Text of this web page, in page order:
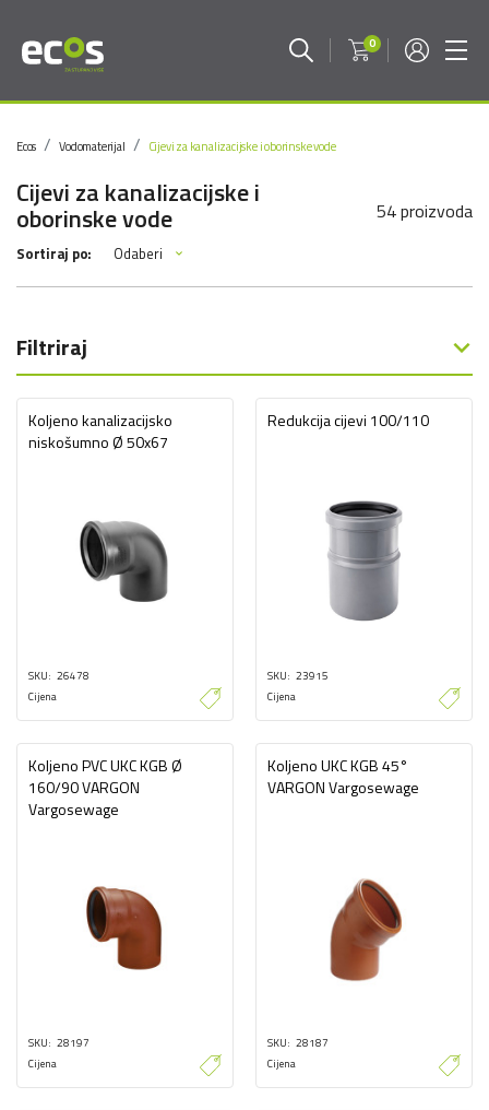
0
Ecos Vodomaterijal Cijevi za kanalizacijske i oborinske vode
Cijevi za kanalizacijske i
oborinske vode 54 proizvoda
Sortiraj po: Odaberi
Filtriraj
Koljeno kanalizacijsko
niskošumno Ø 50x67
SKU 26478
Cijena
Redukcija cijevi 100/110
SKU 23915
Cijena
Koljeno PVC UKC KGB Ø
160/90 VARGON
Vargosewage
SKU 28197
Cijena
Koljeno UKC KGB 45°
VARGON Vargosewage
SKU 28187
Cijena